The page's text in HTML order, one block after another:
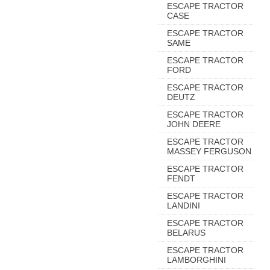
ESCAPE TRACTOR
CASE
ESCAPE TRACTOR
SAME
ESCAPE TRACTOR
FORD
ESCAPE TRACTOR
DEUTZ
ESCAPE TRACTOR
JOHN DEERE
ESCAPE TRACTOR
MASSEY FERGUSON
ESCAPE TRACTOR
FENDT
ESCAPE TRACTOR
LANDINI
ESCAPE TRACTOR
BELARUS
ESCAPE TRACTOR
LAMBORGHINI